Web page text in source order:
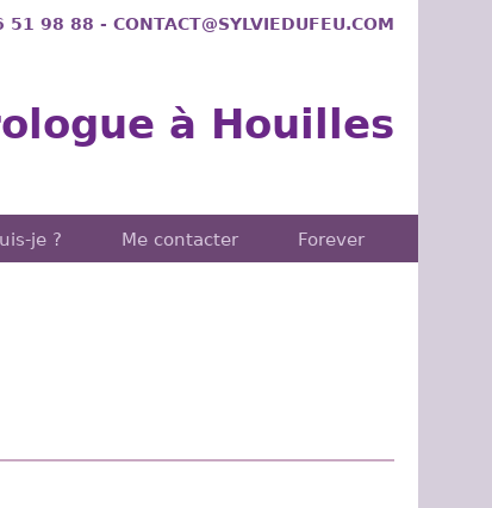
98 88 - CONTACT@SYLVIEDUFEU.COM
à Houilles
je ? Me contacter Forever